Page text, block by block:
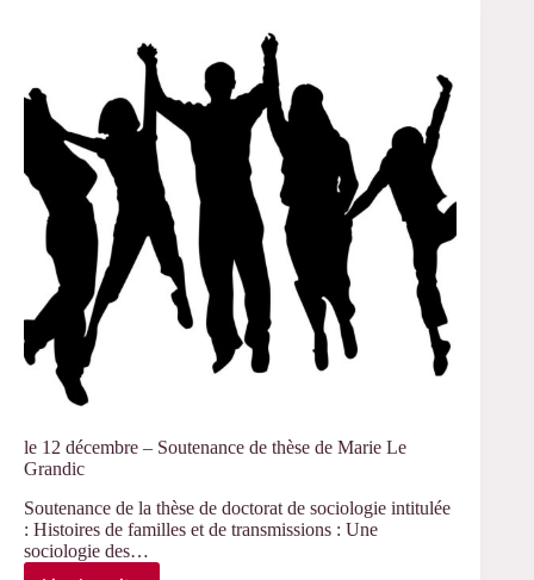
thèse
Camila
Van
Diest
Honorato
le 12 décembre – Soutenance de thèse de Marie Le
Grandic
Soutenance de la thèse de doctorat de sociologie intitulée
: Histoires de familles et de transmissions : Une
sociologie des…